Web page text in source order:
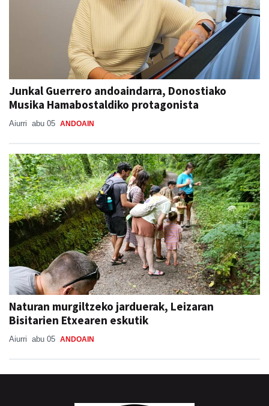
Junkal Guerrero andoaindarra, Donostiako
Musika Hamabostaldiko protagonista
Aiurri abu 05 ANDOAIN
Naturan murgiltzeko jarduerak, Leizaran
Bisitarien Etxearen eskutik
Aiurri abu 05 ANDOAIN